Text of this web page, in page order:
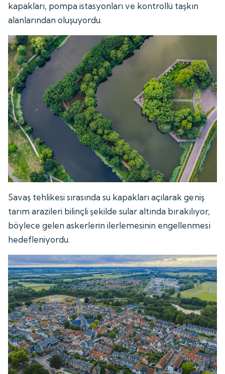
kapakları, pompa istasyonları ve kontrollü taşkın
alanlarından oluşuyordu.
Savaş tehlikesi sırasında su kapakları açılarak geniş
tarım arazileri bilinçli şekilde sular altında bırakılıyor,
böylece gelen askerlerin ilerlemesinin engellenmesi
hedefleniyordu.